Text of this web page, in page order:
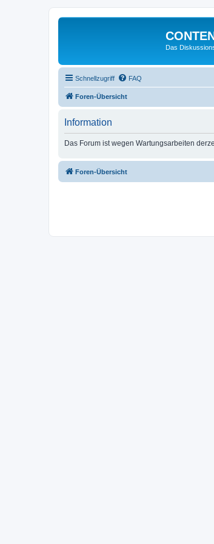
Das
Schnellzugriff FAQ
Foren-Übersicht
Information
Das Forum ist wegen Wartungsarbeiten
Foren-Übersicht